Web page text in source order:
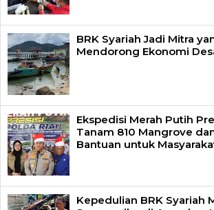
BRK Syariah Jadi Mitra
Mendorong Ekonomi
Ekspedisi Merah Putih
Tanam 810 Mangrove
Bantuan untuk
Kepedulian BRK Syariah